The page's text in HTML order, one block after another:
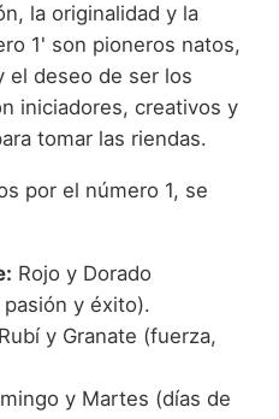
la originalidad y la
1' son pioneros natos,
el deseo de ser los
iniciadores, creativos y
tomar las riendas.
por el número 1, se
Rojo y Dorado
y éxito).
Rubí y Granate (fuerza,
y Martes (días de